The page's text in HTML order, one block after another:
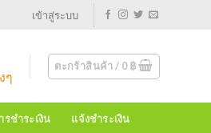
เข้าสู่ระบบ
ๆ
ตะกร้าสินค้า / 0฿
รชำระเงิน แจ้งชำระเงิน